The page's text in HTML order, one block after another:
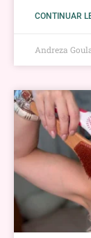
CONTINUAR
Andreza